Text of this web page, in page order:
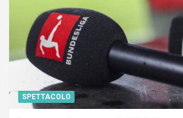
SPETTACOLO